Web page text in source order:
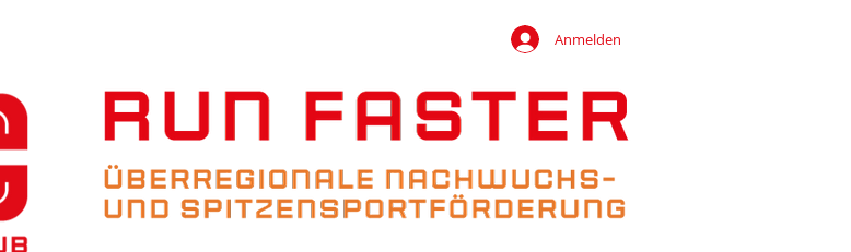
Anmelden